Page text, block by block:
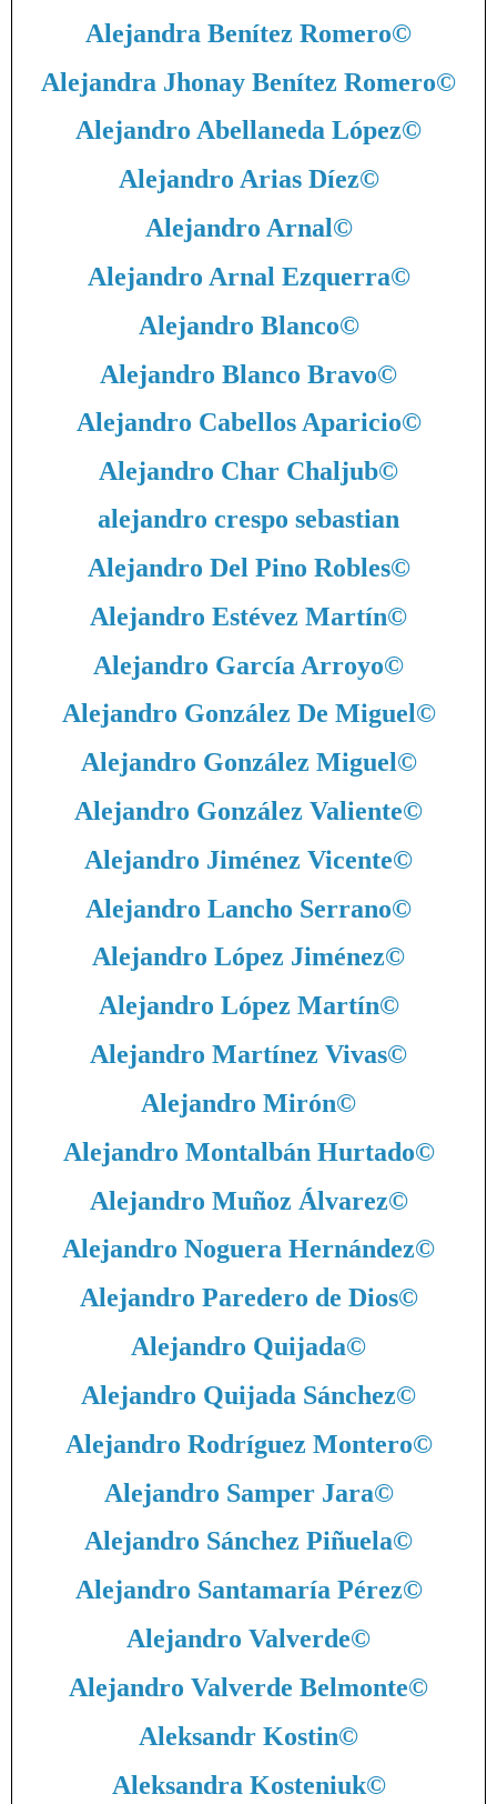
Alejandra Benítez Romero©
Alejandra Jhonay Benítez Romero©
Alejandro Abellaneda López©
Alejandro Arias Díez©
Alejandro Arnal©
Alejandro Arnal Ezquerra©
Alejandro Blanco©
Alejandro Blanco Bravo©
Alejandro Cabellos Aparicio©
Alejandro Char Chaljub©
alejandro crespo sebastian
Alejandro Del Pino Robles©
Alejandro Estévez Martín©
Alejandro García Arroyo©
Alejandro González De Miguel©
Alejandro González Miguel ©
Alejandro González Valiente©
Alejandro Jiménez Vicente©
Alejandro Lancho Serrano©
Alejandro López Jiménez©
Alejandro López Martín©
Alejandro Martínez Vivas©
Alejandro Mirón©
Alejandro Montalbán Hurtado©
Alejandro Muñoz Álvarez©
Alejandro Noguera Hernández©
Alejandro Paredero de Dios©
Alejandro Quijada©
Alejandro Quijada Sánchez©
Alejandro Rodríguez Montero©
Alejandro Samper Jara©
Alejandro Sánchez Piñuela©
Alejandro Santamaría Pérez©
Alejandro Valverde©
Alejandro Valverde Belmonte©
Aleksandr Kostin©
Aleksandra Kosteniuk©